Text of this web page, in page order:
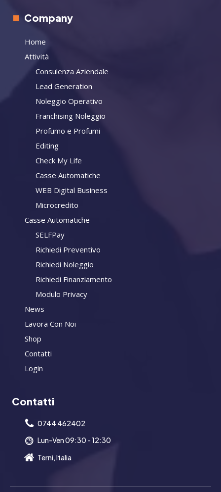
Company
Home
Attività
Consulenza Aziendale
Lead Generation
Noleggio Operativo
Franchising Noleggio
Profumo e Profumi
Editing
Check My Life
Casse Automatiche
WEB Digital Business
Microcredito
Casse Automatiche
SELFPay
Richiedi Preventivo
Richiedi Noleggio
Richiedi Finanziamento
Modulo Privacy
News
Lavora Con Noi
Shop
Contatti
Login
Contatti
0744 462402
Lun-Ven 09:30 - 12:30
Terni, Italia